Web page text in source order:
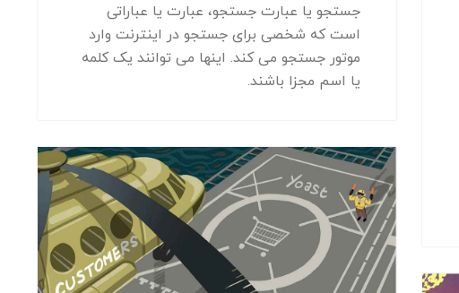
جستجو یا عبارت جستجو، عبارت یا عباراتی
است که شخصی برای جستجو در اینترنت وارد
موتور جستجو می کند. اینها می توانند یک کلمه
یا اسم مجزا باشند.